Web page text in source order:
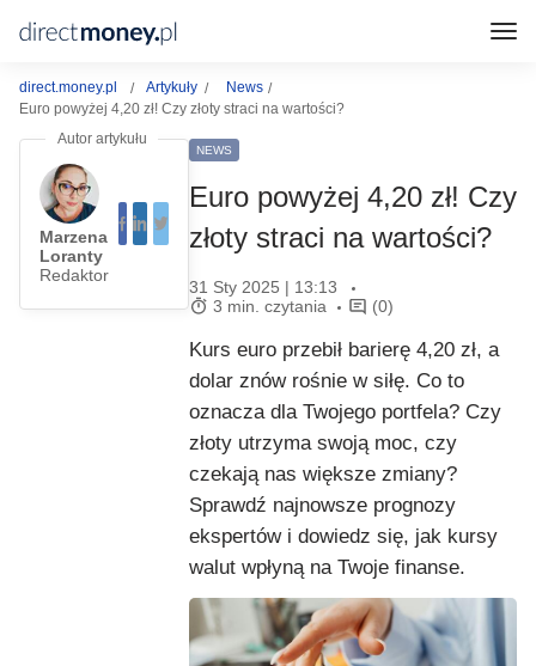
direct.money.pl Artykuły
News
Euro powyżej 4,20 zł! Czy złoty straci na wartości?
Marzena
Loranty
Redaktor
NEWS
Euro powyżej 4,20 zł! Czy
złoty straci na wartości?
31 Sty 2025 | 13:13
3 min. czytania
(0)
Kurs euro przebił barierę 4,20 zł, a
dolar znów rośnie w siłę. Co to
oznacza dla Twojego portfela? Czy
złoty utrzyma swoją moc, czy
czekają nas większe zmiany?
Sprawdź najnowsze prognozy
ekspertów i dowiedz się, jak kursy
walut wpłyną na Twoje finanse.